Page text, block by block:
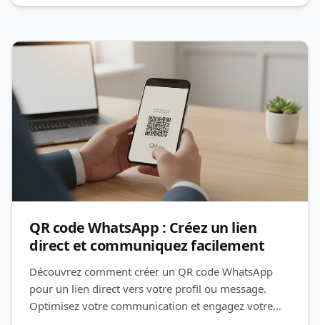
QR code WhatsApp : Créez un lien
direct et communiquez facilement
Découvrez comment créer un QR code WhatsApp
pour un lien direct vers votre profil ou message.
Optimisez votre communication et engagez votre